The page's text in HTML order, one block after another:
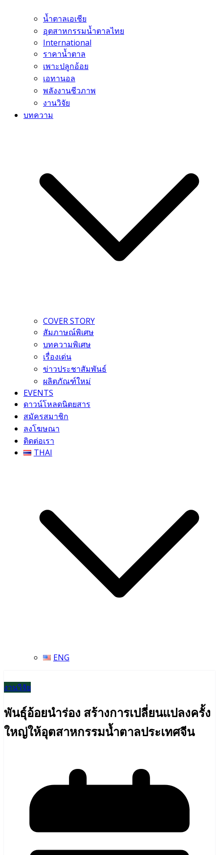
น้ำตาลเอเชีย
อุตสาหกรรมน้ำตาลไทย
International
ราคาน้ำตาล
เพาะปลูกอ้อย
เอทานอล
พลังงานชีวภาพ
งานวิจัย
บทความ
COVER STORY
สัมภาษณ์พิเศษ
บทความพิเศษ
เรื่องเด่น
ข่าวประชาสัมพันธ์
ผลิตภัณฑ์ใหม่
EVENTS
ดาวน์โหลดนิตยสาร
สมัครสมาชิก
ลงโฆษณา
ติดต่อเรา
THAI
ENG
งานวิจัย
พันธุ์อ้อยนำร่อง สร้างการเปลี่ยนแปลงครั้ง
ใหญ่ให้อุตสาหกรรมน้ำตาลประเทศจีน